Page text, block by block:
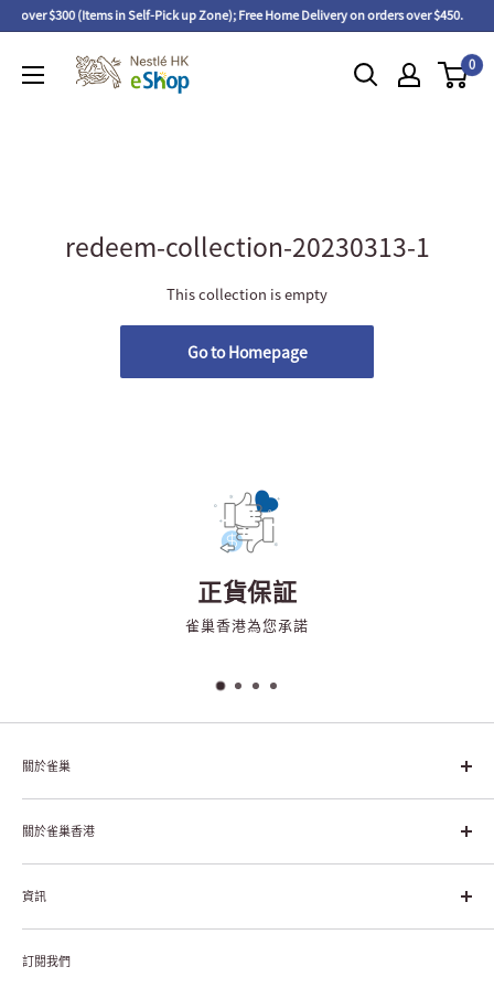
over $300 (Items in Self-Pick up Zone); Free Home Delivery on orders over $450.
0
redeem-collection-20230313-1
This collection is empty
Go to Homepage
正貨保証
雀巢香港為您承諾
關於雀巢
雀巢集團起源於1866年的瑞士，目前是全球領先的「營養、健康、
幸福生活」企業。雀巢的目標是「我們充分發掘食品的力量，提升
關於雀巢香港
About Nestlé HK
Nestlé Hong Kong Creating Shared Value
Contact Us
Privacy Notice
資訊
Payment & Delivery
Returns or Exchanges
訂閱我們